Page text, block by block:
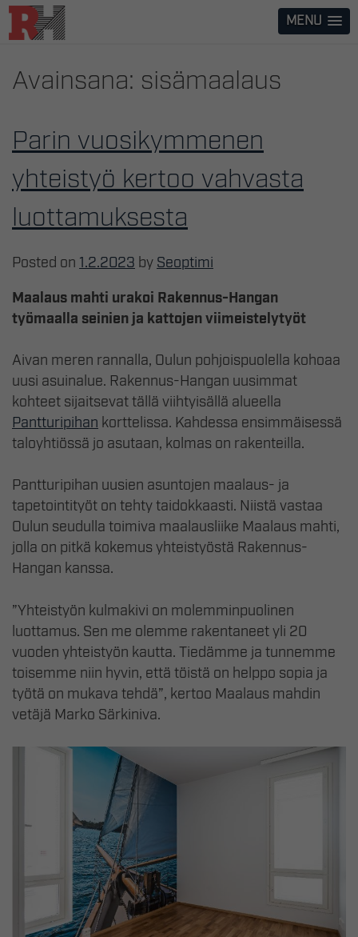
MENU
Skip
Avainsana: sisämaalaus
Parin vuosikymmenen
yhteistyö kertoo vahvasta
luottamuksesta
Posted on 1.2.2023 by Seoptimi
Maalaus mahti urakoi Rakennus-Hangan
työmaalla seinien ja kattojen viimeistelytyöt
Aivan meren rannalla, Oulun pohjoispuolella kohoaa
uusi asuinalue. Rakennus-Hangan uusimmat
kohteet sijaitsevat tällä viihtyisällä alueella
Pantturipihan korttelissa. Kahdessa ensimmäisessä
taloyhtiössä jo asutaan, kolmas on rakenteilla.
Pantturipihan uusien asuntojen maalaus- ja
tapetointityöt on tehty taidokkaasti. Niistä vastaa
Oulun seudulla toimiva maalausliike Maalaus mahti,
jolla on pitkä kokemus yhteistyöstä Rakennus-
Hangan kanssa.
”Yhteistyön kulmakivi on molemminpuolinen
luottamus. Sen me olemme rakentaneet yli 20
vuoden yhteistyön kautta. Tiedämme ja tunnemme
toisemme niin hyvin, että töistä on helppo sopia ja
työtä on mukava tehdä”, kertoo Maalaus mahdin
vetäjä Marko Särkiniva.